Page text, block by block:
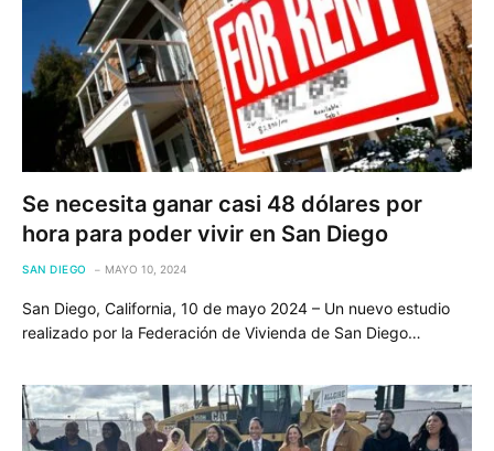
Se necesita ganar casi 48 dólares por
hora para poder vivir en San Diego
SAN DIEGO MAYO 10, 2024
San Diego, California, 10 de mayo 2024 – Un nuevo estudio
realizado por la Federación de Vivienda de San Diego…